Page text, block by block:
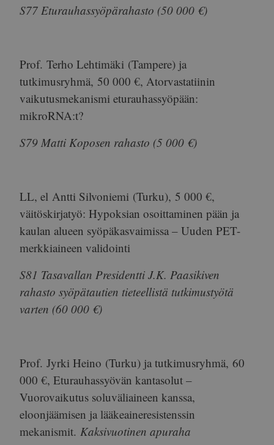
S77 Eturauhassyöpärahasto (50 000 €)
Prof. Terho Lehtimäki (Tampere) ja
tutkimusryhmä, 50 000 €, Atorvastatiinin
vaikutusmekanismi eturauhassyöpään:
mikroRNA:t?
S79 Matti Koposen rahasto (5 000 €)
LL, el Antti Silvoniemi (Turku), 5 000 €,
väitöskirjatyö: Hypoksian osoittaminen pään ja
kaulan alueen syöpäkasvaimissa – Uuden PET-
merkkiaineen validointi
S81 Tasavallan Presidentti J.K. Paasikiven
rahasto syöpätautien tieteellistä tutkimustyötä
varten (60 000 €)
Prof. Jyrki Heino (Turku) ja tutkimusryhmä, 60
000 €, Eturauhassyövän kantasolut –
Vuorovaikutus soluväliaineen kanssa,
eloonjäämisen ja lääkeaineresistenssin
mekanismit. Kaksivuotinen apuraha